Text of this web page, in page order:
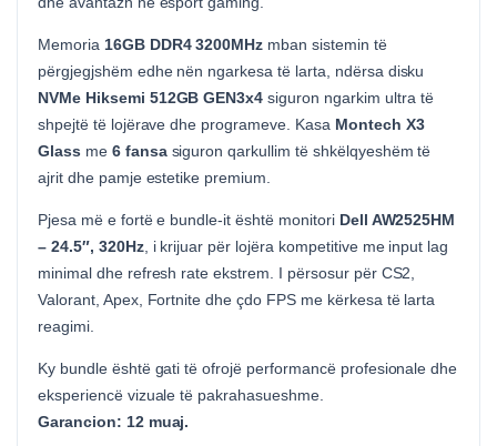
Memoria 16GB DDR4 3200MHz mban sistemin të
përgjegjshëm edhe nën ngarkesa të larta, ndërsa disku
NVMe Hiksemi 512GB GEN3x4 siguron ngarkim ultra të
shpejtë të lojërave dhe programeve. Kasa Montech X3
Glass me 6 fansasiguron qarkullim të shkëlqyeshëm të
ajrit dhe pamje estetike premium.
Pjesa më e fortë e bundle-it është monitori Dell AW2525HM
– 24.5″, 320Hz, i krijuar për lojëra kompetitive me input lag
minimal dhe refresh rate ekstrem. I përsosur për CS2,
Valorant, Apex, Fortnite dhe çdo FPS me kërkesa të larta
reagimi.
Ky bundle është gati të ofrojë performancë profesionale dhe
eksperiencë vizuale të pakrahasueshme.
Garancion: 12 muaj.